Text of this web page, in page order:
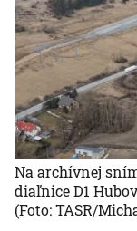
Na archívnej
diaľnice D1
(Foto: TASR/